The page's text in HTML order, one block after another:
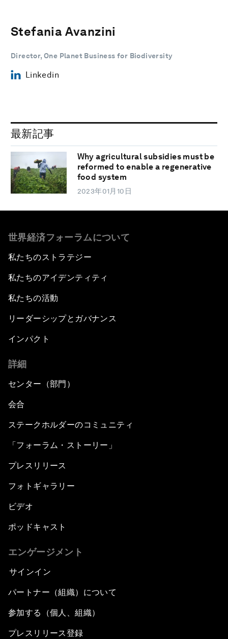
Stefania Avanzini
Director, One Planet Business for Biodiversity
Linkedin
最新記事
Why agricultural subsidies must be
reformed to enable a regenerative
food system
2023年01月10日
世界経済フォーラムについて
私たちのストラテジー
私たちのアイデンティティ
私たちの活動
リーダーシップとガバナンス
インパクト
詳細
センター（部門）
会合
ステークホルダーのコミュニティ
「フォーラム・ストーリー」
プレスリリース
フォトギャラリー
ビデオ
ポッドキャスト
エンゲージメント
サインイン
パートナー（組織）について
参加する（個人、組織）
プレスリリース登録